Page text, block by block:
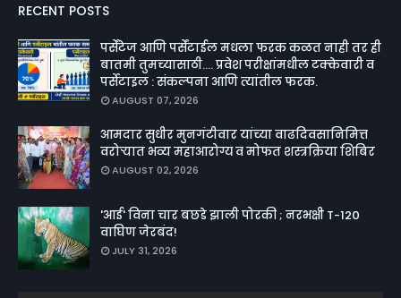
RECENT POSTS
पर्सेंटेज आणि पर्सेंटाईल मधला फरक कळत नाही तर ही
बातमी तुमच्यासाठी.... प्रवेश परीक्षांमधील टक्केवारी व
पर्सेटाइल : संकल्पना आणि त्यांतील फरक.
AUGUST 07, 2026
आमदार सुधीर मुनगंटीवार यांच्या वाढदिवसानिमित्त
वरोऱ्यात भव्य महाआरोग्य व मोफत शस्त्रक्रिया शिबिर
AUGUST 02, 2026
'आई' विना चार बछडे झाली पोरकी ; नरभक्षी T-120
वाघिण जेरबंद!
JULY 31, 2026